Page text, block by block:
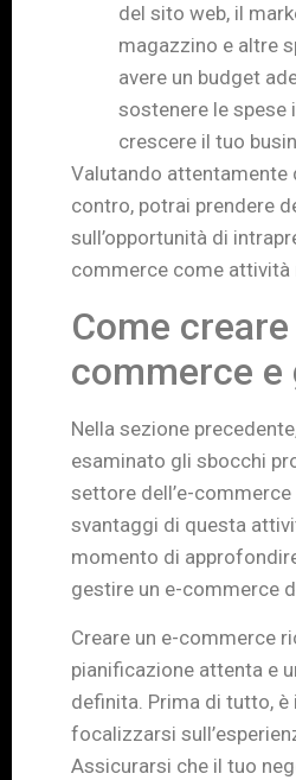
del sito web, il
magazzino e altre
avere un budget
sostenere le spese
crescere il tuo
Valutando attentamente
contro, potrai prendere
sull’opportunità di
commerce come attività
Come
commerce e
Nella sezione
esaminato gli sbocchi
settore dell’e-
svantaggi di questa
momento di
gestire un e-commerce
Creare un e-commerce
pianificazione attenta e
definita. Prima di tutto,
focalizzarsi
Assicurarsi che il tuo